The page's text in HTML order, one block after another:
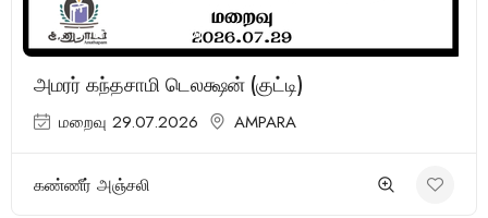
(1 Review)
அமரர் கந்தசாமி டெலக்ஷன் (குட்டி)
மறைவு 29.07.2026 AMPARA
கண்ணீர் அஞ்சலி